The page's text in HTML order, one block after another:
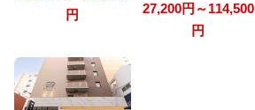
円
27,200円～114,500
円